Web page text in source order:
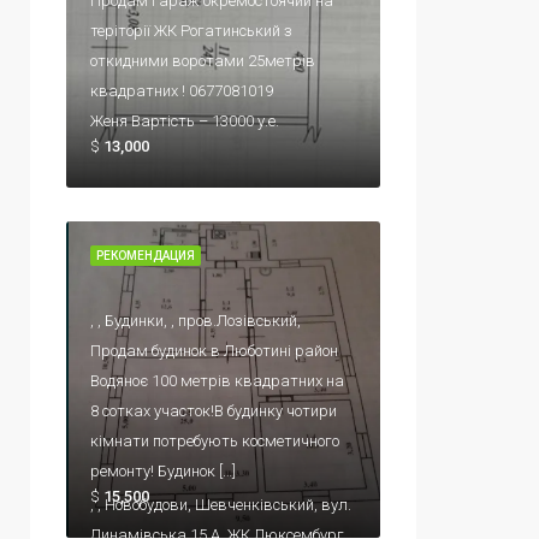
$13,000
теріторії ЖК Рогатинський з
откидними воротами 25метрів
квадратних ! 0677081019
Женя Вартість – 13000 у.е.
РЕКОМЕНДАЦИЯ
$ 15,500
, , Будинки, , пров.Лозівський,
Продам будинок в Люботині район
Водяноє 100 метрів квадратних на
8 сотках участок!В будинку чотири
кімнати потребують косметичного
ремонту! Будинок […]
, , Новобудови, Шевченківський, вул.
Динамівська 15 А, ЖК Люксембург